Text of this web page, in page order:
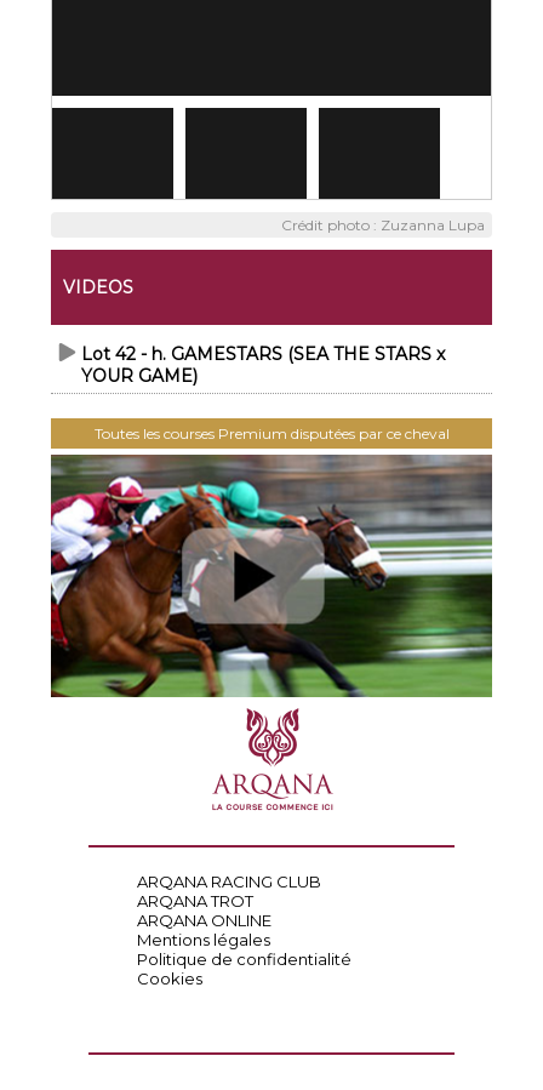
Crédit photo : Zuzanna Lupa
VIDEOS
Lot 42 - h. GAMESTARS (SEA THE STARS x
YOUR GAME)
Toutes les courses Premium disputées par ce cheval
ARQANA RACING CLUB
ARQANA TROT
ARQANA ONLINE
Mentions légales
Politique de confidentialité
Cookies